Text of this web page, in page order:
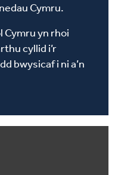
Cymru.
Cymru yn rhoi
cyllid i’r
bwysicaf i ni a’n